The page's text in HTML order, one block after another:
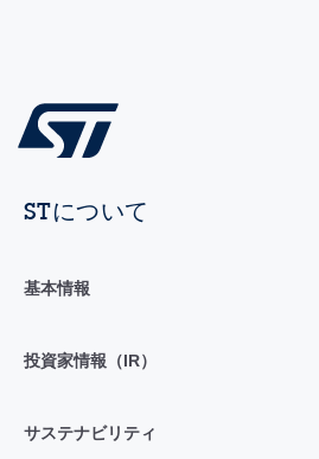
STについて
基本情報
投資家情報（IR）
サステナビリティ